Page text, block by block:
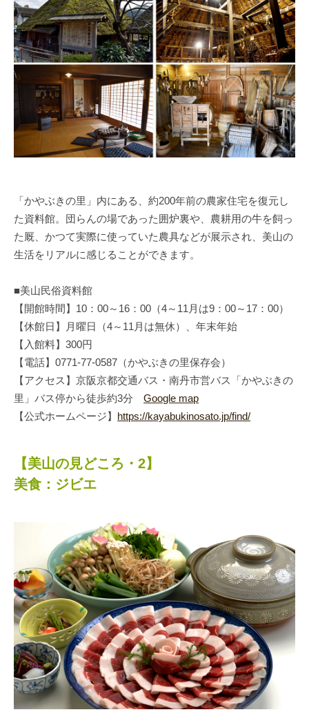
「かやぶきの里」内にある、約200年前の農家住宅を復元し
た資料館。団らんの場であった囲炉裏や、農耕用の牛を飼っ
た厩、かつて実際に使っていた農具などが展示され、美山の
生活をリアルに感じることができます。
■美山民俗資料館
【開館時間】10：00～16：00（4～11月は9：00～17：00）
【休館日】月曜日（4～11月は無休）、年末年始
【入館料】300円
【電話】0771-77-0587（かやぶきの里保存会）
【アクセス】京阪京都交通バス・南丹市営バス「かやぶきの
里」バス停から徒歩約3分Google map
【公式ホームページ】 https://kayabukinosato.jp/find/
【美山の見どころ・2】
美食：ジビエ